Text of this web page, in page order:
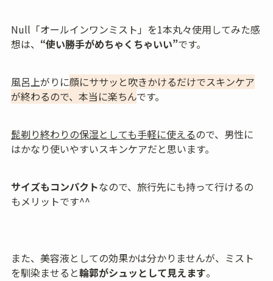
Null「オールインワンミスト」を1本丸々使用してみた感
想は、 “使い勝手がめちゃくちゃいい”です。
風呂上がりに顔にササッと吹きかけるだけでスキンケア
が終わるので、本当に楽ちんです。
髭剃り終わりの保湿としても手軽に使えるので、男性に
はかなり使いやすいスキンケアだと思います。
サイズもコンパクトなので、旅行先にも持って行けるの
もメリットです^^
また、美容液としての効果かは分かりませんが、ミスト
を馴染ませると輪郭がシュッとして見えます。